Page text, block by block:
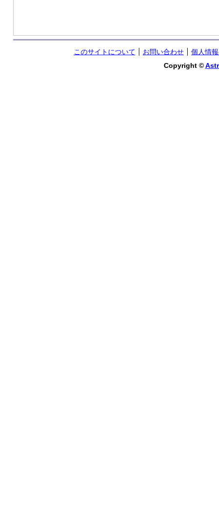
このサイトについて お問い合わせ
個人情
Copyright ©